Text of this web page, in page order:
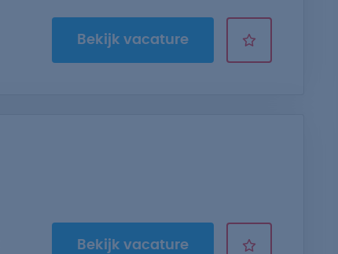
Bekijk vacature
Bekijk vacature